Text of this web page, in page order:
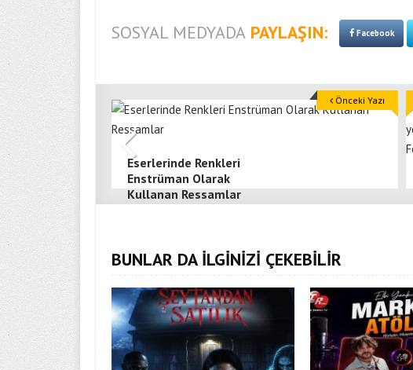
SOSYAL MEDYADA PAYLAŞIN: Facebook
Eserlerinde Renkleri
Enstrüman Olarak
Kullanan Ressamlar
Önceki Yazı
BUNLAR DA İLGİNİZİ ÇEKEBİLİR